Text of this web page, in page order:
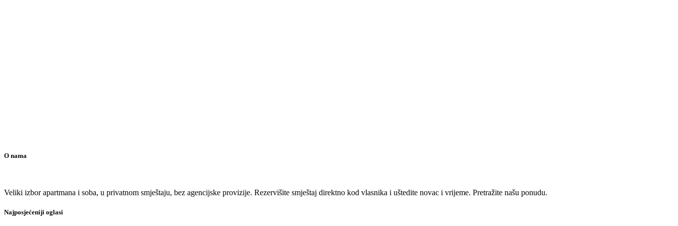
O nama
Veliki izbor apartmana i soba, u privatnom smještaju, bez agencijske provizije. Rezervišite smještaj direktno kod vlasnika i uštedite novac i vrijeme. Pretražite našu ponudu.
Najposjećeniji oglasi